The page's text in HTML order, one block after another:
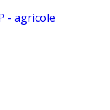
- agricole